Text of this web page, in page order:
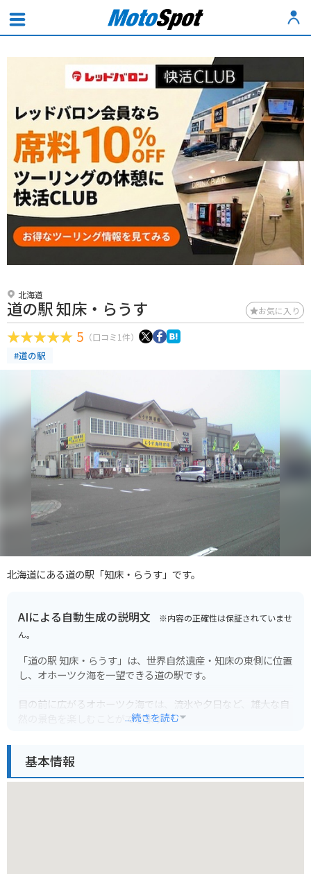
北海道
道の駅 知床・らうす お気に入り
5 （口コミ1件）
#道の駅
北海道にある道の駅「知床・らうす」です。
AIによる自動生成の説明文 ※内容の正確性は保証されていませ
ん。
「道の駅 知床・らうす」は、世界自然遺産・知床の東側に位置
し、オホーツク海を一望できる道の駅です。
目の前に広がるオホーツク海では、流氷や夕日など、雄大な自
然の景色を楽しむことができます。
コーナーや、地元の特産品を販売する売店などがあり、知床観
光の拠点としても最適です。
...続きを読む
基本情報